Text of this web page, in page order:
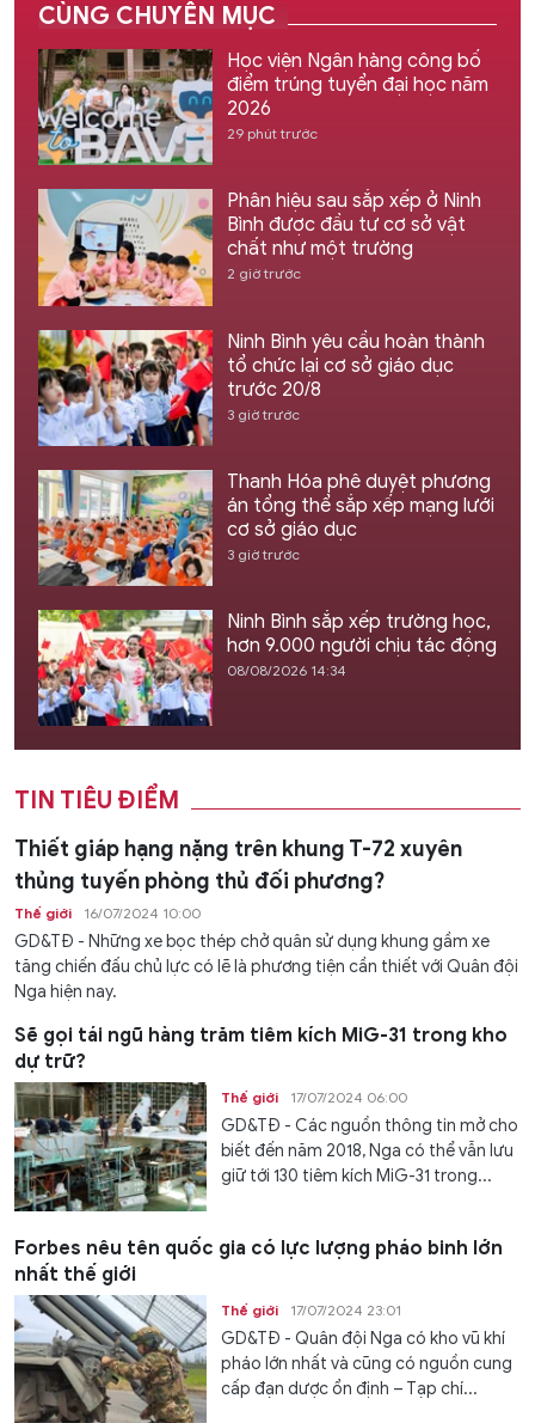
CÙNG CHUYÊN MỤC
Học viện Ngân hàng công bố
điểm trúng tuyển đại học năm
2026
29 phút trước
Phân hiệu sau sắp xếp ở Ninh
Bình được đầu tư cơ sở vật
chất như một trường
2 giờ trước
Ninh Bình yêu cầu hoàn thành
tổ chức lại cơ sở giáo dục
trước 20/8
3 giờ trước
Thanh Hóa phê duyệt phương
án tổng thể sắp xếp mạng lưới
cơ sở giáo dục
3 giờ trước
Ninh Bình sắp xếp trường học,
hơn 9.000 người chịu tác động
08/08/2026 14:34
TIN TIÊU ĐIỂM
Thiết giáp hạng nặng trên khung T-72 xuyên
thủng tuyến phòng thủ đối phương?
Thế giới 16/07/2024 10:00
GD&TĐ - Những xe bọc thép chở quân sử dụng khung gầm xe
tăng chiến đấu chủ lực có lẽ là phương tiện cần thiết với Quân đội
Nga hiện nay.
Sẽ gọi tái ngũ hàng trăm tiêm kích MiG-31 trong kho
dự trữ?
Thế giới 17/07/2024 06:00
GD&TĐ - Các nguồn thông tin mở cho
biết đến năm 2018, Nga có thể vẫn lưu
giữ tới 130 tiêm kích MiG-31 trong...
Forbes nêu tên quốc gia có lực lượng pháo binh lớn
nhất thế giới
Thế giới 17/07/2024 23:01
GD&TĐ - Quân đội Nga có kho vũ khí
pháo lớn nhất và cũng có nguồn cung
cấp đạn dược ổn định – Tạp chí...